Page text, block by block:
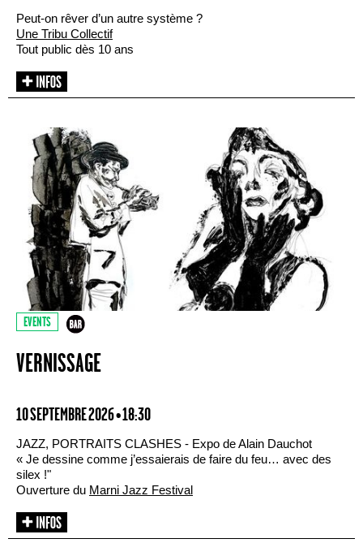
Peut-on rêver d’un autre système ?
Une Tribu Collectif
Tout public dès 10 ans
EVENTS
VERNISSAGE
10 SEPTEMBRE 2026 • 18:30
JAZZ, PORTRAITS CLASHES - Expo de Alain Dauchot
« Je dessine comme j’essaierais de faire du feu… avec des
silex !"
Ouverture du Marni Jazz Festival